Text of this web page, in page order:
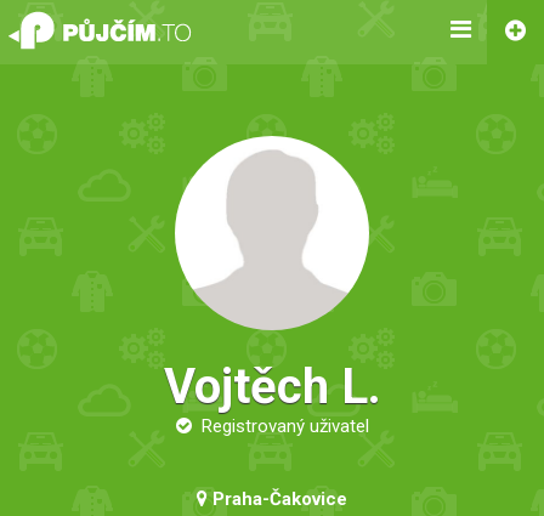
Vojtěch L.
Registrovaný uživatel
Praha-Čakovice